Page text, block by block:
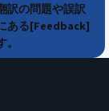
訳の問題や誤訳
ある[Feedback]